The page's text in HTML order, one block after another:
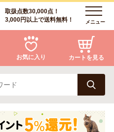
取扱点数30,000点！
3,000円以上で送料無料！
メニュー
猫
アクア・爬虫類・昆虫
お気に入り カートを見る